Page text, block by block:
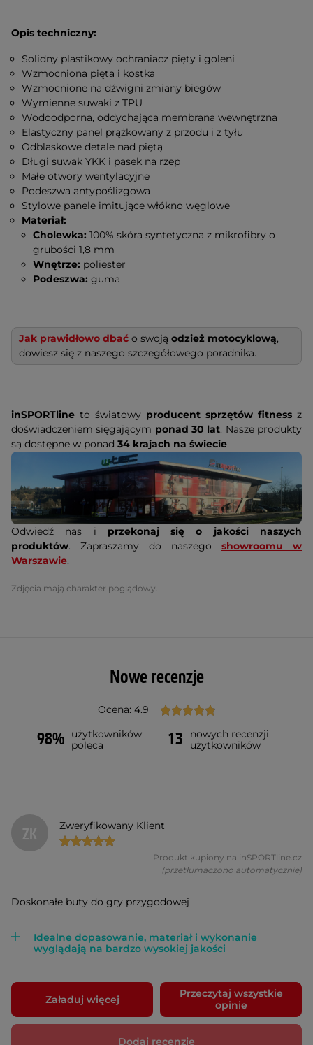
Opis techniczny:
Solidny plastikowy ochraniacz pięty i goleni
Wzmocniona pięta i kostka
Wzmocnione na dźwigni zmiany biegów
Wymienne suwaki z TPU
Wodoodporna, oddychająca membrana wewnętrzna
Elastyczny panel prążkowany z przodu i z tyłu
Odblaskowe detale nad piętą
Długi suwak YKK i pasek na rzep
Małe otwory wentylacyjne
Podeszwa antypoślizgowa
Stylowe panele imitujące włókno węglowe
Materiał:
Cholewka: 100% skóra syntetyczna z mikrofibry o
grubości 1,8 mm
Wnętrze: poliester
Podeszwa: guma
Jak prawidłowo dbać o swoją odzież motocyklową,
dowiesz się z naszego szczegółowego poradnika.
inSPORTline to światowy producent sprzętów fitness z
doświadczeniem sięgającym ponad 30 lat. Nasze produkty
są dostępne w ponad 34 krajach na świecie.
Odwiedź nas i przekonaj się o jakości naszych
produktów. Zapraszamy do naszego showroomu w
Warszawie.
Zdjęcia mają charakter poglądowy.
Nowe recenzje
Ocena: 4.9
98%
użytkowników
poleca
13
nowych recenzji
użytkowników
ZK Zweryfikowany Klient
Produkt kupiony na inSPORTline.cz
(przetłumaczono automatycznie)
Doskonałe buty do gry przygodowej
Idealne dopasowanie, materiał i wykonanie
wyglądają na bardzo wysokiej jakości
Załaduj więcej
Przeczytaj wszystkie
opinie
Dodaj recenzję